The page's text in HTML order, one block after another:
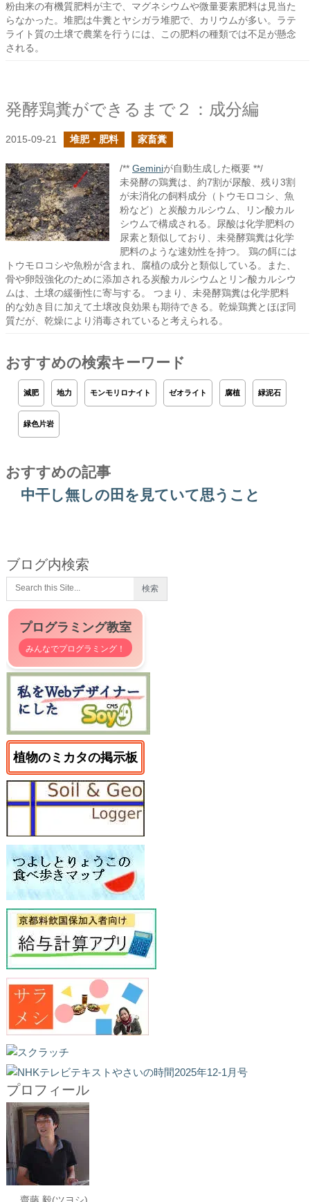
粉由来の有機質肥料が主で、マグネシウムや微量要素肥料は見当た
らなかった。堆肥は牛糞とヤシガラ堆肥で、カリウムが多い。ラテ
ライト質の土壌で農業を行うには、この肥料の種類では不足が懸念
される。
発酵鶏糞ができるまで２：成分編
2015-09-21 堆肥・肥料 家畜糞
/** Geminiが自動生成した概要 **/
未発酵の鶏糞は、約7割が尿酸、残り3割
が未消化の飼料成分（トウモロコシ、魚
粉など）と炭酸カルシウム、リン酸カル
シウムで構成される。尿酸は化学肥料の
尿素と類似しており、未発酵鶏糞は化学
肥料のような速効性を持つ。 鶏の餌には
トウモロコシや魚粉が含まれ、腐植の成分と類似している。また、
骨や卵殻強化のために添加される炭酸カルシウムとリン酸カルシウ
ムは、土壌の緩衝性に寄与する。 つまり、未発酵鶏糞は化学肥料
的な効き目に加えて土壌改良効果も期待できる。乾燥鶏糞とほぼ同
質だが、乾燥により消毒されていると考えられる。
おすすめの検索キーワード
減肥 地力 モンモリロナイト ゼオライト 腐植 緑泥石
緑色片岩
おすすめの記事
中干し無しの田を見ていて思うこと
ブログ内検索
プログラミング教室
みんなでプログラミング！
植物のミカタの掲示板
プロフィール